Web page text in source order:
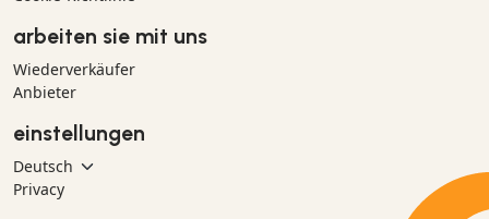
arbeiten sie mit uns
Wiederverkäufer
Anbieter
einstellungen
Privacy